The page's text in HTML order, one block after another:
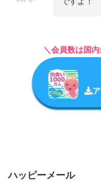
＼会員数は国
ハッピーメール